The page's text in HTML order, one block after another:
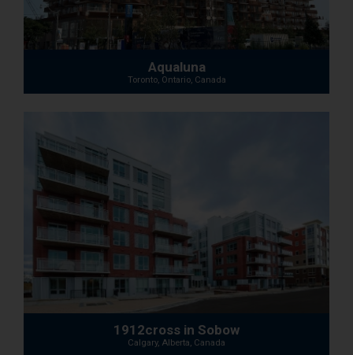
Aqualuna
Toronto, Ontario, Canada
1912cross in Sobow
Calgary, Alberta, Canada